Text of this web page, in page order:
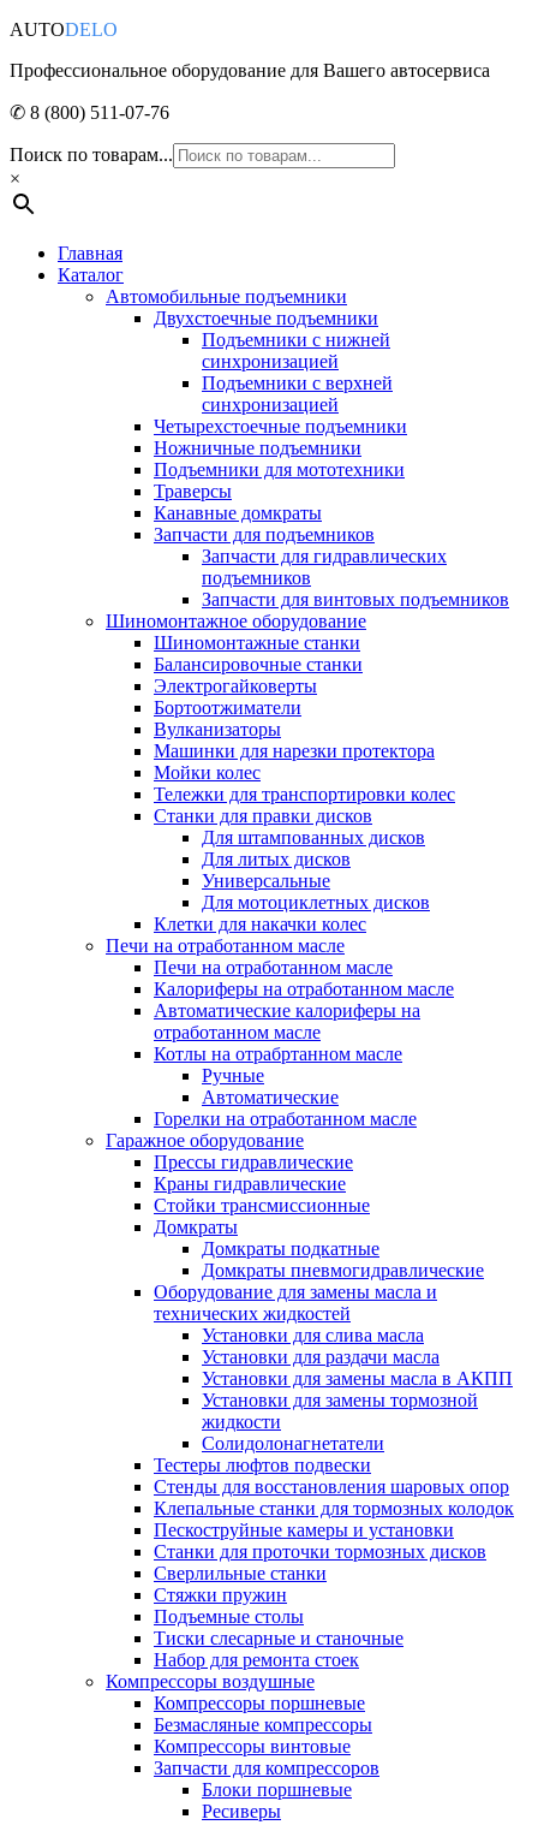
AUTODELO
Профессиональное оборудование для Вашего автосервиса
✆ 8 (800) 511-07-76
Поиск по товарам...
×
Главная
Каталог
Автомобильные подъемники
Двухстоечные подъемники
Подъемники с нижней
синхронизацией
Подъемники с верхней
синхронизацией
Четырехстоечные подъемники
Ножничные подъемники
Подъемники для мототехники
Траверсы
Канавные домкраты
Запчасти для подъемников
Запчасти для гидравлических
подъемников
Запчасти для винтовых подъемников
Шиномонтажное оборудование
Шиномонтажные станки
Балансировочные станки
Электрогайковерты
Бортоотжиматели
Вулканизаторы
Машинки для нарезки протектора
Мойки колес
Тележки для транспортировки колес
Станки для правки дисков
Для штампованных дисков
Для литых дисков
Универсальные
Для мотоциклетных дисков
Клетки для накачки колес
Печи на отработанном масле
Печи на отработанном масле
Калориферы на отработанном масле
Автоматические калориферы на
отработанном масле
Котлы на отрабртанном масле
Ручные
Автоматические
Горелки на отработанном масле
Гаражное оборудование
Прессы гидравлические
Краны гидравлические
Стойки трансмиссионные
Домкраты
Домкраты подкатные
Домкраты пневмогидравлические
Оборудование для замены масла и
технических жидкостей
Установки для слива масла
Установки для раздачи масла
Установки для замены масла в АКПП
Установки для замены тормозной
жидкости
Солидолонагнетатели
Тестеры люфтов подвески
Стенды для восстановления шаровых опор
Клепальные станки для тормозных колодок
Пескоструйные камеры и установки
Станки для проточки тормозных дисков
Сверлильные станки
Стяжки пружин
Подъемные столы
Тиски слесарные и станочные
Набор для ремонта стоек
Компрессоры воздушные
Компрессоры поршневые
Безмасляные компрессоры
Компрессоры винтовые
Запчасти для компрессоров
Блоки поршневые
Ресиверы